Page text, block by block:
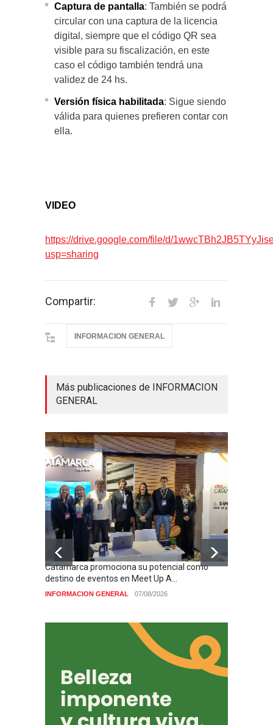
Captura de pantalla: También se podrá
circular con una captura de la licencia
digital, siempre que el código QR sea
visible para su fiscalización, en este
caso el código también tendrá una
validez de 24 hs.
Versión física habilitada: Sigue siendo
válida para quienes prefieren contar con
ella.
VIDEO
https://drive.google.com/file/d/
usp=sharing
Compartir:
INFORMACION GENERAL
Más publicaciones de INFORMACION
GENERAL
Catamarca promociona su potencial como
destino de eventos en Meet Up A...
INFORMACION GENERAL 07/08/2026